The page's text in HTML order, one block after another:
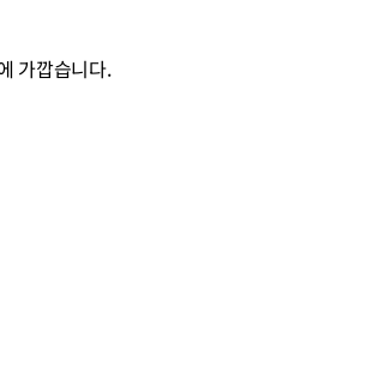
가깝습니다.